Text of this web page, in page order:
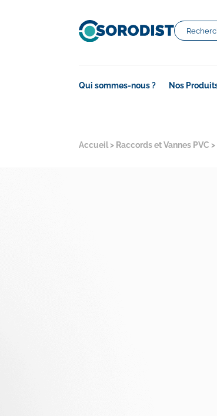
Qui sommes-nous ? Nos
Accueil > Raccords et Vannes PVC >